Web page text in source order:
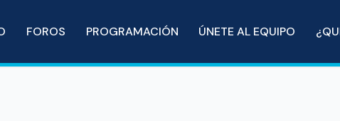
FOROS PROGRAMACIÓN ÚNETE AL EQUIPO